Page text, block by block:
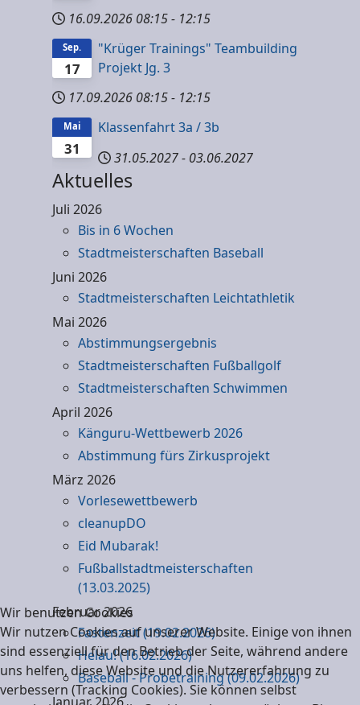
16.09.2026 08:15- 12:15
17
Sep.
"Krüger Trainings" Teambuilding
Projekt Jg. 3
17.09.2026 08:15- 12:15
31
Mai
Klassenfahrt 3a / 3b
31.05.2027- 03.06.2027
Aktuelles
Juli 2026
Bis in 6 Wochen
Stadtmeisterschaften Baseball
Juni 2026
Stadtmeisterschaften Leichtathletik
Mai 2026
Abstimmungsergebnis
Stadtmeisterschaften Fußballgolf
Stadtmeisterschaften Schwimmen
April 2026
Känguru-Wettbewerb 2026
Abstimmung fürs Zirkusprojekt
März 2026
Vorlesewettbewerb
cleanupDO
Eid Mubarak!
Fußballstadtmeisterschaften
(13.03.2025)
Februar 2026
Fastenzeit (19.02.2026)
Helau! (16.02.2026)
Baseball - Probetraining (09.02.2026)
Januar 2026
Wir benutzen Cookies
Wir nutzen Cookies auf unserer Website. Einige von ihnen
sind essenziell für den Betrieb der Seite, während andere
uns helfen, diese Website und die Nutzererfahrung zu
verbessern (Tracking Cookies). Sie können selbst